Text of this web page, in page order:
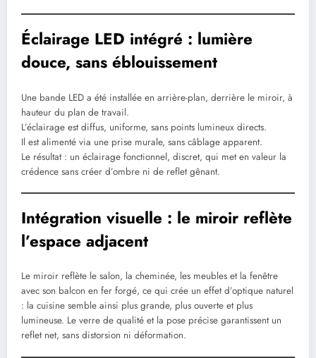
Éclairage LED intégré : lumière
douce, sans éblouissement
Une bande LED a été installée en arrière-plan, derrière le miroir, à
hauteur du plan de travail.
L’éclairage est diffus, uniforme, sans points lumineux directs.
Il est alimenté via une prise murale, sans câblage apparent.
Le résultat : un éclairage fonctionnel, discret, qui met en valeur la
crédence sans créer d’ombre ni de reflet gênant.
Intégration visuelle : le miroir reflète
l’espace adjacent
Le miroir reflète le salon, la cheminée, les meubles et la fenêtre
avec son balcon en fer forgé, ce qui crée un effet d’optique naturel
: la cuisine semble ainsi plus grande, plus ouverte et plus
lumineuse. Le verre de qualité et la pose précise garantissent un
reflet net, sans distorsion ni déformation.